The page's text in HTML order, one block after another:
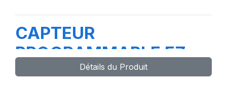
CAPTEUR
PROGRAMMABLE EZ
SENSOR-GO1
Détails du Produit